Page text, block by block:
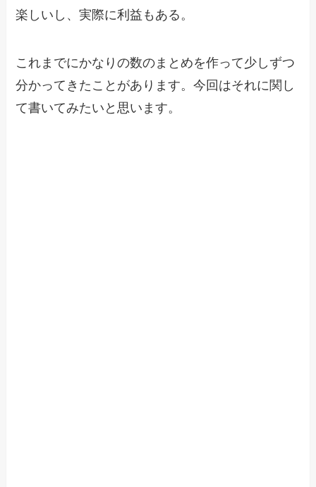
楽しいし、実際に利益もある。
これまでにかなりの数のまとめを作って少しずつ
分かってきたことがあります。今回はそれに関し
て書いてみたいと思います。